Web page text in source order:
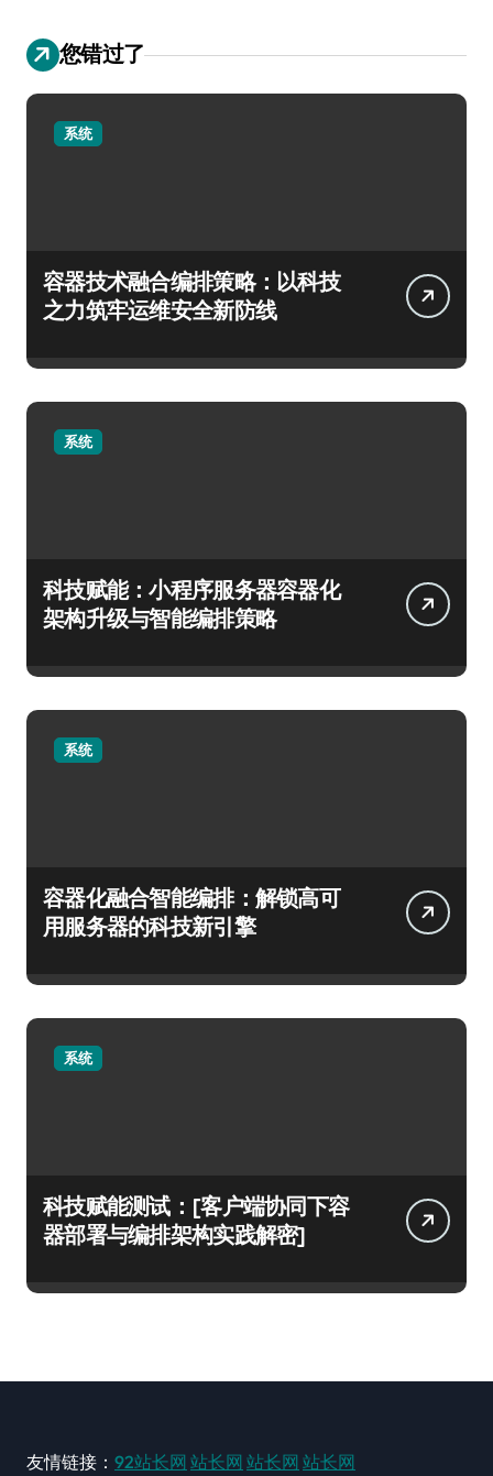
您错过了
系统
容器技术融合编排策略：以科技
之力筑牢运维安全新防线
系统
科技赋能：小程序服务器容器化
架构升级与智能编排策略
系统
容器化融合智能编排：解锁高可
用服务器的科技新引擎
系统
科技赋能测试：[客户端协同下容
器部署与编排架构实践解密]
友情链接： 92站长网 站长网 站长网 站长网